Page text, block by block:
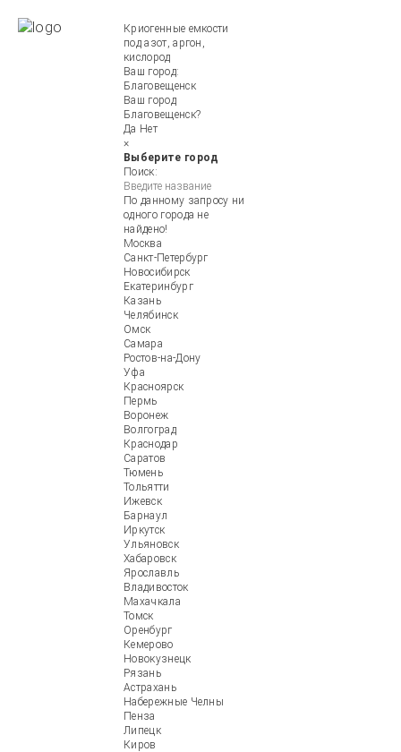
Криогенные емкости
под азот, аргон,
кислород
Ваш город:
Благовещенск
Ваш город
Благовещенск?
Да Нет
×
Выберите город
Поиск:
По данному запросу ни
одного города не
найдено!
Москва
Санкт-Петербург
Новосибирск
Екатеринбург
Казань
Челябинск
Омск
Самара
Ростов-на-Дону
Уфа
Красноярск
Пермь
Воронеж
Волгоград
Краснодар
Саратов
Тюмень
Тольятти
Ижевск
Барнаул
Иркутск
Ульяновск
Хабаровск
Ярославль
Владивосток
Махачкала
Томск
Оренбург
Кемерово
Новокузнецк
Рязань
Астрахань
Набережные Челны
Пенза
Липецк
Киров